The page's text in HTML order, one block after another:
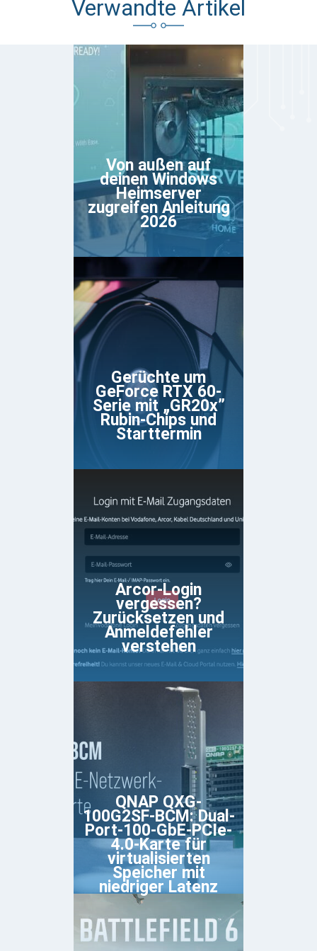
Verwandte Artikel
Von außen auf
deinen Windows
Heimserver
zugreifen Anleitung
2026
Gerüchte um
GeForce RTX 60-
Serie mit „GR20x”
Rubin-Chips und
Starttermin
Arcor-Login
vergessen?
Zurücksetzen und
Anmeldefehler
verstehen
QNAP QXG-
100G2SF-BCM: Dual-
Port-100-GbE-PCIe-
4.0-Karte für
virtualisierten
Speicher mit
niedriger Latenz